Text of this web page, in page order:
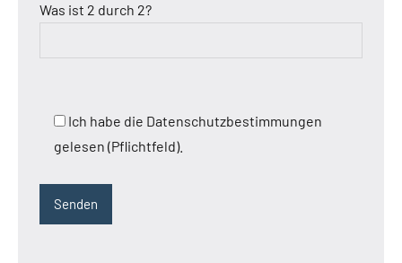
Was ist 2 durch 2?
Ich habe die Datenschutzbestimmungen
gelesen (Pflichtfeld).